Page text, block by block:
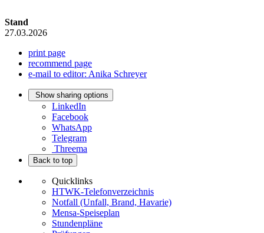
Stand
27.03.2026
print page
recommend page
e-mail to editor: Anika Schreyer
Show sharing options
LinkedIn
Facebook
WhatsApp
Telegram
Threema
Back to top
Quicklinks
HTWK-Telefonverzeichnis
Notfall (Unfall, Brand, Havarie)
Mensa-Speiseplan
Stundenpläne